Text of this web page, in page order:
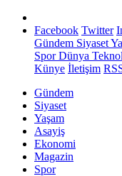
Facebook Twitter
Gündem Siyaset
SporDünya
Künye İletişim
Gündem
Siyaset
Yaşam
Asayiş
Ekonomi
Magazin
Spor